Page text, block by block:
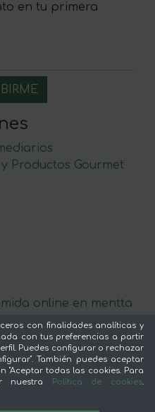
en tu primera
Productos Gourmet
online en mentta
con finalidades analíticas y
con tus preferencias a partir
Puedes configurar o rechazar
También puedes aceptar
"Aceptar todas las cookies. Para
nuestra
Política de cookies.